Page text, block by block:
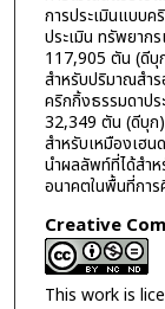
การประเมินแบบค
ประเมิน ทรัพยาก
117,905 ตัน (ดีบุ
สำหรับปริมาณสำร
คริกกิ้งธรรมดาป
32,349 ตัน (ดีบุก)
สำหรับเหมืองเฮ
นำผลลัพท์ที่ได้สำ
อนาคตในพื้นที่การ
Creative
This work is